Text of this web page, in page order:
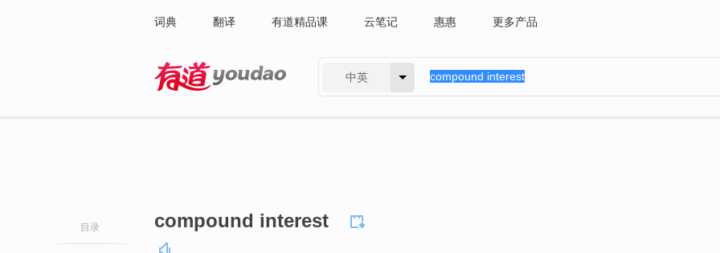
词典 翻译 有道精品课 云笔记 惠惠 更多产品
中英
目录 compound interest